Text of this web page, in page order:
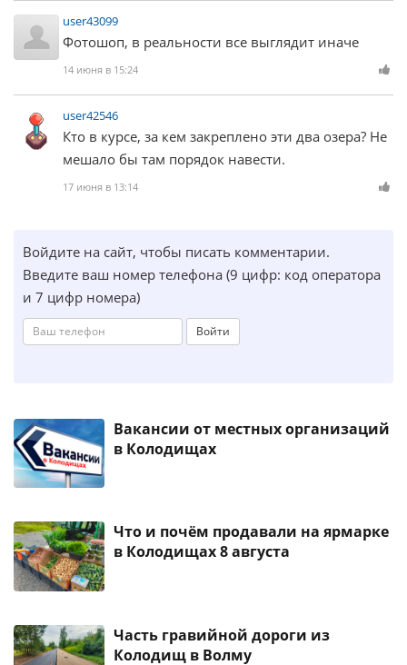
user43099
Фотошоп, в реальности все выглядит иначе
14 июня в 15:24
user42546
Кто в курсе, за кем закреплено эти два озера? Не
мешало бы там порядок навести.
17 июня в 13:14
Войдите на сайт, чтобы писать комментарии.
Введите ваш номер телефона (9 цифр: код оператора
и 7 цифр номера)
Войти
Вакансии от местных организаций
в Колодищах
Что и почём продавали на ярмарке
в Колодищах 8 августа
Часть гравийной дороги из
Колодищ в Волму